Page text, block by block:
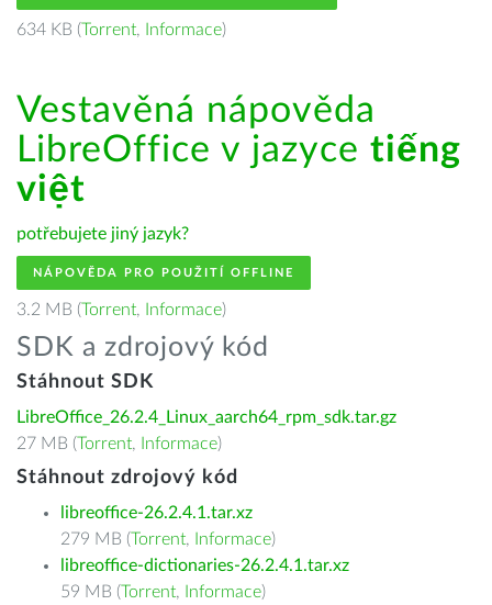
634 KB (Torrent, Informace)
Vestavěná nápověda
LibreOffice v jazyce tiếng
việt
potřebujete jiný jazyk?
NÁPOVĚDA PRO POUŽITÍ OFFLINE
3.2 MB (Torrent, Informace)
SDK a zdrojový kód
Stáhnout SDK
LibreOffice_26.2.4_Linux_aarch64_rpm_sdk.tar.gz
27 MB (Torrent, Informace)
Stáhnout zdrojový kód
libreoffice-26.2.4.1.tar.xz
279 MB (Torrent, Informace)
libreoffice-dictionaries-26.2.4.1.tar.xz
59 MB (Torrent, Informace)